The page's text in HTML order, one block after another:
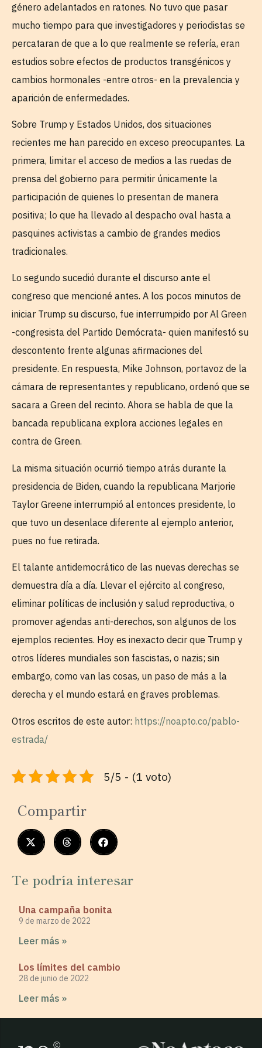
género adelantados en ratones. No tuvo que pasar
mucho tiempo para que investigadores y periodistas se
percataran de que a lo que realmente se refería, eran
estudios sobre efectos de productos transgénicos y
cambios hormonales -entre otros- en la prevalencia y
aparición de enfermedades.
Sobre Trump y Estados Unidos, dos situaciones
recientes me han parecido en exceso preocupantes. La
primera, limitar el acceso de medios a las ruedas de
prensa del gobierno para permitir únicamente la
participación de quienes lo presentan de manera
positiva; lo que ha llevado al despacho oval hasta a
pasquines activistas a cambio de grandes medios
tradicionales.
Lo segundo sucedió durante el discurso ante el
congreso que mencioné antes. A los pocos minutos de
iniciar Trump su discurso, fue interrumpido por Al Green
-congresista del Partido Demócrata- quien manifestó su
descontento frente algunas afirmaciones del
presidente. En respuesta, Mike Johnson, portavoz de la
cámara de representantes y republicano, ordenó que se
sacara a Green del recinto. Ahora se habla de que la
bancada republicana explora acciones legales en
contra de Green.
La misma situación ocurrió tiempo atrás durante la
presidencia de Biden, cuando la republicana Marjorie
Taylor Greene interrumpió al entonces presidente, lo
que tuvo un desenlace diferente al ejemplo anterior,
pues no fue retirada.
El talante antidemocrático de las nuevas derechas se
demuestra día a día. Llevar el ejército al congreso,
eliminar políticas de inclusión y salud reproductiva, o
promover agendas anti-derechos, son algunos de los
ejemplos recientes. Hoy es inexacto decir que Trump y
otros líderes mundiales son fascistas, o nazis; sin
embargo, como van las cosas, un paso de más a la
derecha y el mundo estará en graves problemas.
Otros escritos de este autor: https://noapto.co/pablo-
estrada/
5/5 - (1 voto)
Compartir
Te podría interesar
Una campaña bonita
9 de marzo de 2022
Leer más »
Los límites del cambio
28 de junio de 2022
Leer más »